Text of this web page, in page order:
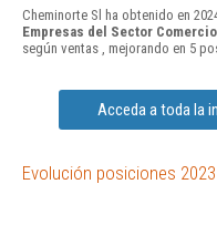
Cheminorte Sl ha obtenido en
Empresas del Sector
según ventas , mejorando en 5
Acceda a toda la
Evolución posiciones